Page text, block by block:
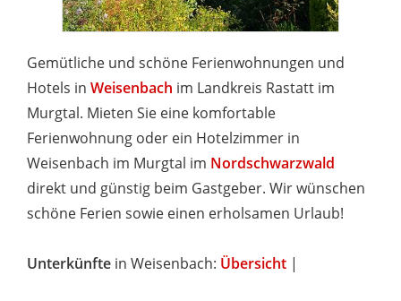
Gemütliche und schöne Ferienwohnungen und
Hotels in Weisenbach im Landkreis Rastatt im
Murgtal. Mieten Sie eine komfortable
Ferienwohnung oder ein Hotelzimmer in
Weisenbach im Murgtal im Nordschwarzwald
direkt und günstig beim Gastgeber. Wir wünschen
schöne Ferien sowie einen erholsamen Urlaub!
Unterkünfte in Weisenbach: Übersicht |